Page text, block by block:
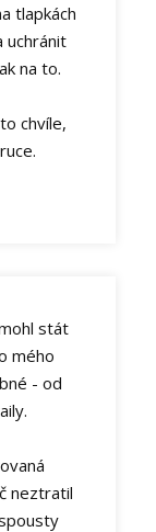
tlapkách
uchránit
na to.
chvíle,
stát
mého
- od
neztratil